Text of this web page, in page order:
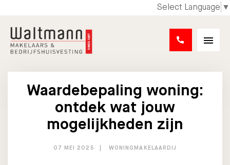
Select Language ▼
Waardebepaling woning:
ontdek wat jouw
mogelijkheden zijn
07 MEI 2025 WONINGMAKELAARDIJ